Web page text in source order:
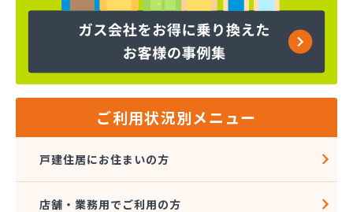
株式会社コープエナジー 足利営業所
株式会社コボリ・ガス
株式会社サイサン 宇都宮営業所
株式会社サイサン 今市営業所
株式会社サイサン 湯西川営業所
株式会社サイサン 物流管理
ご利用状況別メニュー
戸建住居にお住まいの方
店舗・業務用でご利用の方